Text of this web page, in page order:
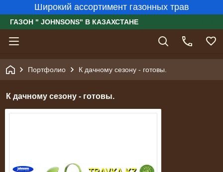
Широкий ассортимент газонных трав
ГАЗОН " JOHNSONS" В КАЗАХСТАНЕ
Портфолио К дачному сезону - готовы.
К дачному сезону - готовы.